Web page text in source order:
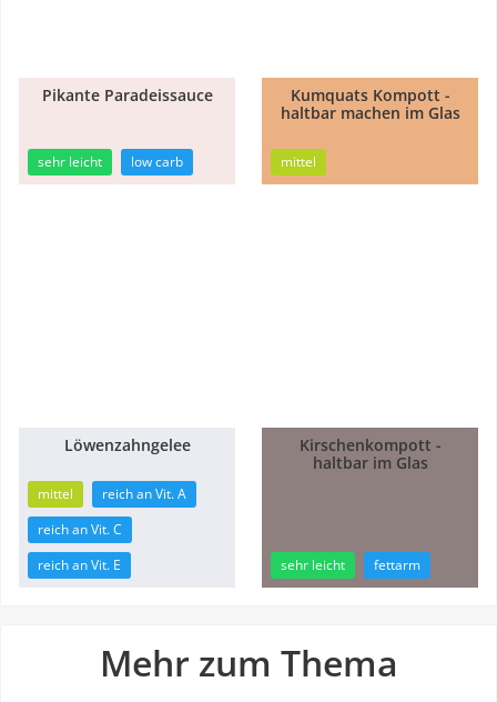
Pikante Paradeissauce
sehr leicht low carb
1h
10min
Kumquats Kompott -
haltbar machen im Glas
mittel
Löwenzahngelee
mittel
reich an Vit. A
reich an Vit. C
reich an Vit. E
Kirschenkompott -
haltbar im Glas
sehr leicht fettarm
Mehr zum Thema